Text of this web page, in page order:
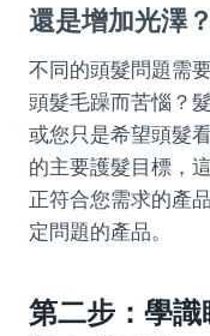
還是增加光澤？
不同的頭髮問題需
頭髮毛躁而苦惱？
或您只是希望頭髮
的主要護髮目標，
正符合您需求的產
定問題的產品。
第二步：學